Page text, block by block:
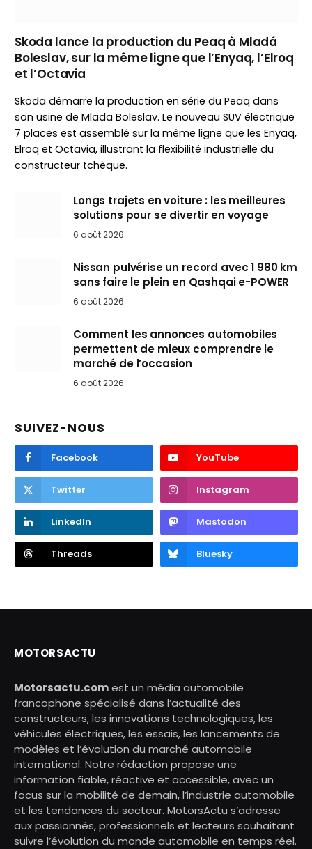
Skoda lance la production du Peaq à Mladá
Boleslav, sur la même ligne que l’Enyaq, l’Elroq
et l’Octavia
Skoda démarre la production en série du Peaq dans
son usine de Mlada Boleslav. Le nouveau SUV électrique
7 places est assemblé sur la même ligne que les Enyaq,
Elroq et Octavia, illustrant la flexibilité industrielle du
constructeur tchèque.
Longs trajets en voiture : les meilleures
solutions pour se divertir en voyage
6 août 2026
Nissan pulvérise un record avec 1 980 km
sans faire le plein en Qashqai e-POWER
6 août 2026
Comment les annonces automobiles
permettent de mieux comprendre le
marché de l’occasion
6 août 2026
SUIVEZ-NOUS
Facebook YouTube
Twitter Instagram
LinkedIn Mastodon
Threads Bluesky
MOTORSACTU
Motorsactu.comest un média automobile
francophone spécialisé dans l’actualité des
constructeurs, les innovations technologiques, les
véhicules électriques, les essais, les lancements de
modèles et l’évolution du marché automobile
international. Notre rédaction propose une
information fiable, réactive et accessible, avec un
focus sur la mobilité de demain, l’industrie automobile
et les tendances du secteur. MotorsActu s’adresse
aux passionnés, professionnels et lecteurs souhaitant
suivre l’évolution du monde automobile en temps réel.